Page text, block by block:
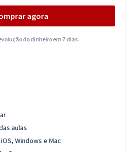
agora
do dinheiro em 7 dias.
aulas
Windows e Mac